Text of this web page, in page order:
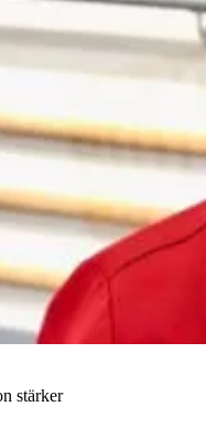
stärker